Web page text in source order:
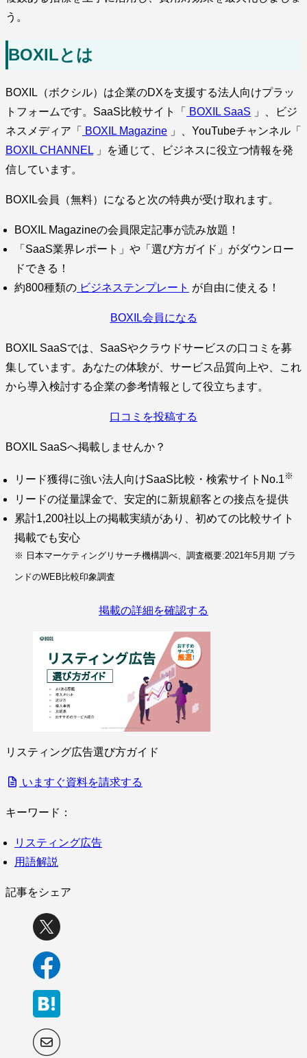
う。
BOXILとは
BOXIL（ボクシル）は企業のDXを支援する法人向けプラッ
トフォームです。SaaS比較サイト「
BOXIL SaaS 」、ビジ
ネスメディア「
BOXIL Magazine 」、YouTubeチャンネル「
BOXIL CHANNEL 」を通じて、ビジネスに役立つ情報を発
信しています。
BOXIL会員（無料）になると次の特典が受け取れます。
BOXIL Magazineの会員限定記事が読み放題！
「SaaS業界レポート」や「選び方ガイド」がダウンロー
ドできる！
約800種類の ビジネステンプレート が自由に使える！
BOXIL会員になる
BOXIL SaaSでは、SaaSやクラウドサービスの口コミを募
集しています。あなたの体験が、サービス品質向上や、これ
から導入検討する企業の参考情報として役立ちます。
口コミを投稿する
BOXIL SaaSへ掲載しませんか？
リード獲得に強い法人向けSaaS比較・検索サイトNo.1※
リードの従量課金で、安定的に新規顧客との接点を提供
累計1,200社以上の掲載実績があり、初めての比較サイト
掲載でも安心
※ 日本マーケティングリサーチ機構調べ、調査概要:2021年5月期 ブラ
ンドのWEB比較印象調査
掲載の詳細を確認する
リスティング広告選び方ガイド
いますぐ資料を請求する
キーワード：
リスティング広告
用語解説
記事をシェア